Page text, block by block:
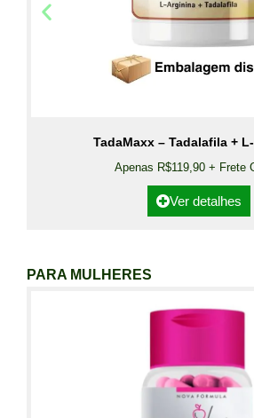
TadaMaxx – Tadalafila +
Apenas R$119,90 + Frete
Ver detalhes
PARA MULHERES